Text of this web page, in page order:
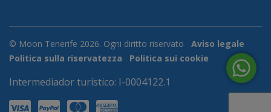
© Moon Tenerife 2026. Ogni diritto riservato
Aviso legale
Politica sulla riservatezza
Politica sui cookie
Intermediador turístico: I-0004122.1